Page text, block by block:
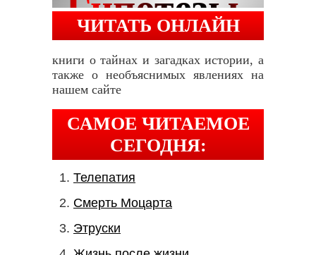
ЧИТАТЬ ОНЛАЙН
книги о тайнах и загадках истории, а
также о необъяснимых явлениях на
нашем сайте
САМОЕ ЧИТАЕМОЕ
СЕГОДНЯ:
Телепатия
Смерть Моцарта
Этруски